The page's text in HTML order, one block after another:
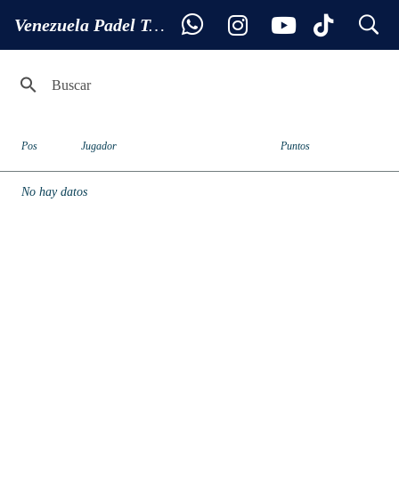
Venezuela Padel Tour search
Ranking MASTER 50 AVANZADO
Pos Jugador Puntos
No hay datos